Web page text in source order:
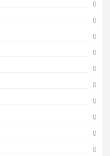
0
0
0
0
0
0
0
0
0
0